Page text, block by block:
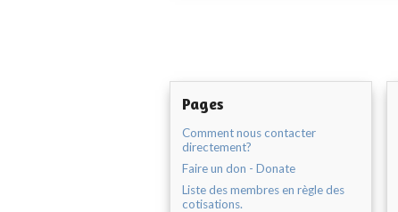
Pages
Comment nous contacter
directement?
Faire un don - Donate
Liste des membres en règle des
cotisations.